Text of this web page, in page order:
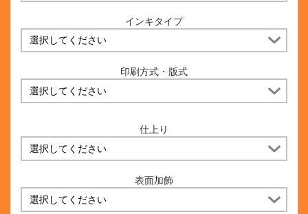
インキタイプ
印刷方式・版式
仕上り
表面加飾